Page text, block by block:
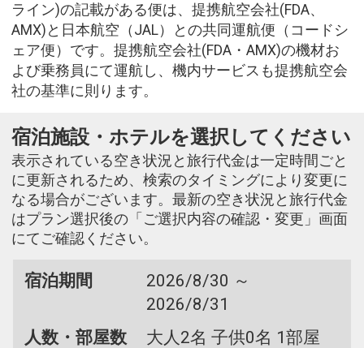
ライン)の記載がある便は、提携航空会社(FDA、
AMX)と日本航空（JAL）との共同運航便（コードシ
ェア便）です。提携航空会社(FDA・AMX)の機材お
よび乗務員にて運航し、機内サービスも提携航空会
社の基準に則ります。
宿泊施設・ホテルを選択してください
表示されている空き状況と旅行代金は一定時間ごと
に更新されるため、検索のタイミングにより変更に
なる場合がございます。最新の空き状況と旅行代金
はプラン選択後の「ご選択内容の確認・変更」画面
にてご確認ください。
宿泊期間
2026/8/30 ～
2026/8/31
人数・部屋数
大人2名 子供0名 1部屋